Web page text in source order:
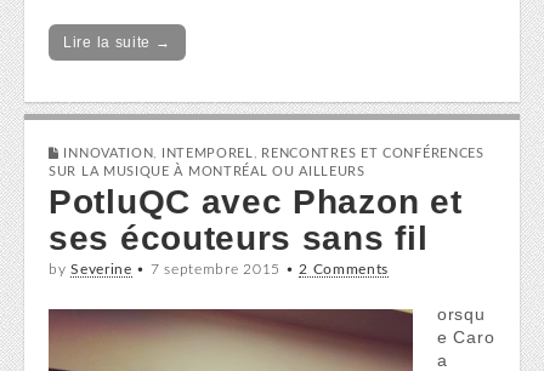
Lire la suite →
INNOVATION INTEMPOREL
RENCONTRES ET CONFÉRENCES
SUR LA MUSIQUE À MONTRÉAL OU AILLEURS
PotluQC avec Phazon et
ses écouteurs sans fil
bySeverine • 7 septembre 2015 • 2 Comments
orsqu
e Caro
a